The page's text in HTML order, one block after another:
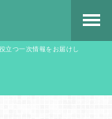
立つ一次情報をお届けし